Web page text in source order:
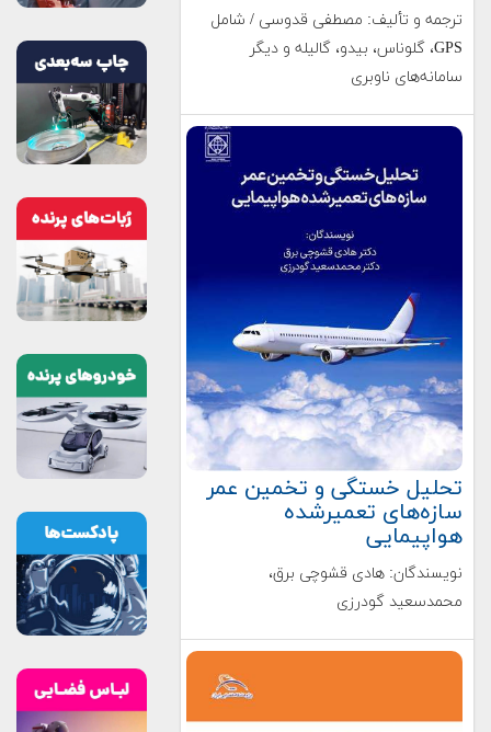
ترجمه و تألیف: مصطفی قدوسی / شامل
GPS، گلوناس، بیدو، گالیله و دیگر
سامانه‌های ناوبری
تحلیل خستگی و تخمین عمر
سازه‌های تعمیرشده
هواپیمایی
نویسندگان: هادی قشوچی برق،
محمدسعید گودرزی